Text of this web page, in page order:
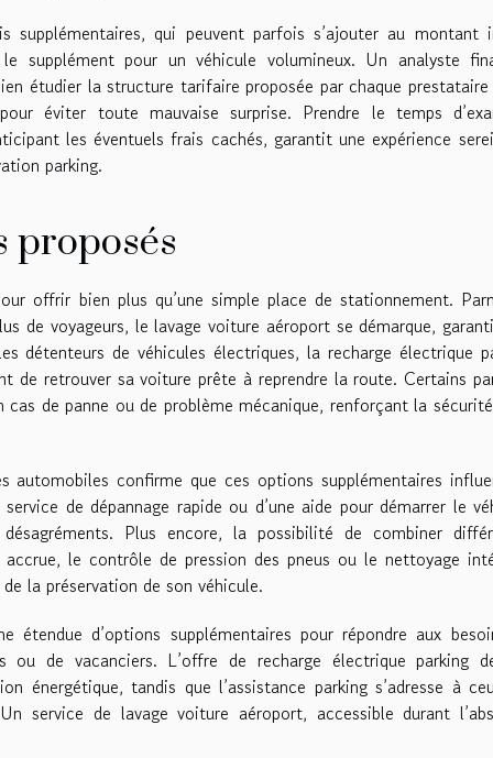
qui peuvent parfois s’ajouter au montant
supplément pour un véhicule volumineux. Un analyste
étudier la structure tarifaire proposée par chaque
éviter toute mauvaise surprise. Prendre le temps
les éventuels frais cachés, garantit une expérience
parking.
proposés
offrir bien plus qu’une simple place de stationnement.
de voyageurs, le lavage voiture aéroport se démarque,
détenteurs de véhicules électriques, la recharge électrique
de retrouver sa voiture prête à reprendre la route. Certains
cas de panne ou de problème mécanique, renforçant la
automobiles confirme que ces options supplémentaires
de dépannage rapide ou d’une aide pour démarrer le
Plus encore, la possibilité de combiner
le contrôle de pression des pneus ou le nettoyage
la préservation de son véhicule.
étendue d’options supplémentaires pour répondre aux
ou de vacanciers. L’offre de recharge électrique parking
énergétique, tandis que l’assistance parking s’adresse à
service de lavage voiture aéroport, accessible durant